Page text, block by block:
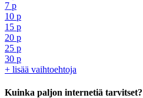
7 p
10 p
15 p
20 p
25 p
30 p
+ lisää vaihtoehtoja
Kuinka paljon internetiä tarvitset?